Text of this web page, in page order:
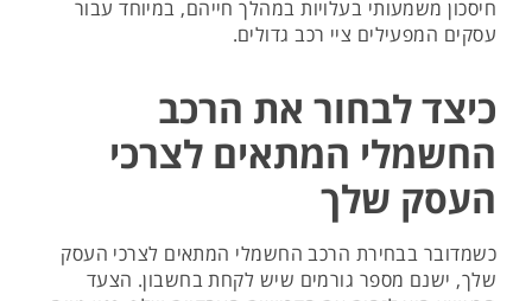
חיסכון משמעותי בעלויות במהלך חייהם, במיוחד עבור
עסקים המפעילים ציי רכב גדולים.
כיצד לבחור את הרכב
החשמלי המתאים לצרכי
העסק שלך
כשמדובר בבחירת הרכב החשמלי המתאים לצרכי העסק
שלך, ישנם מספר גורמים שיש לקחת בחשבון. הצעד